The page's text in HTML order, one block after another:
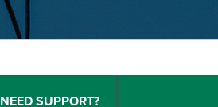
NEED SUPPORT?